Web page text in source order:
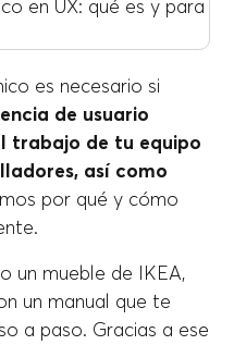
es necesario si
de usuario
trabajo de tu equipo
así como
por qué y cómo
un mueble de IKEA,
un manual que te
a paso. Gracias a ese